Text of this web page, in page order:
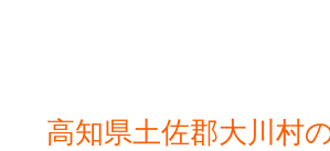
高知県土佐郡大川村